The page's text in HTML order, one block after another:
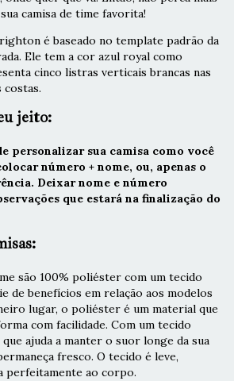
camisa de time favorita!
é baseado no template padrão da
Ele tem a cor azul royal como
cinco listras verticais brancas nas
jeito:
personalizar sua camisa como você
número + nome, ou, apenas o
Deixar nome e número
que estará na finalização do
são 100% poliéster com um tecido
de benefícios em relação aos modelos
lugar, o poliéster é um material que
com facilidade. Com um tecido
ajuda a manter o suor longe da sua
fresco. O tecido é leve,
perfeitamente ao corpo.